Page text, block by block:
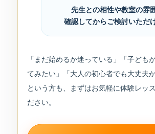
先生との相性や教室の雰
確認してからご検討いただ
「まだ始めるか迷っている」「子ども
てみたい」「大人の初心者でも大丈夫
という方も、まずはお気軽に体験レッ
ださい。